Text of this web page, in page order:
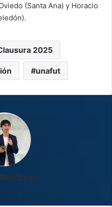
(Santa Ana) y Horacio
2025
unafut